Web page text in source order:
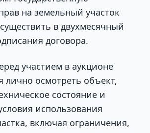
на земельный участок
в двухмесячный
договора.
участием в аукционе
лично осмотреть объект,
состояние и
использования
включая ограничения,